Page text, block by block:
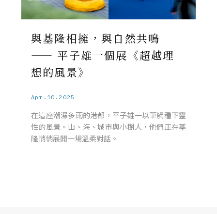
與基隆相擁，與自然共鳴
—— 平子雄一個展《超越理
想的風景》
Apr.10.2025
在這座潮濕多雨的港都，平子雄一以筆觸種下靈
性的風景。山、海、城市與小樹人，他們正在基
隆悄悄展開一場溫柔對話。